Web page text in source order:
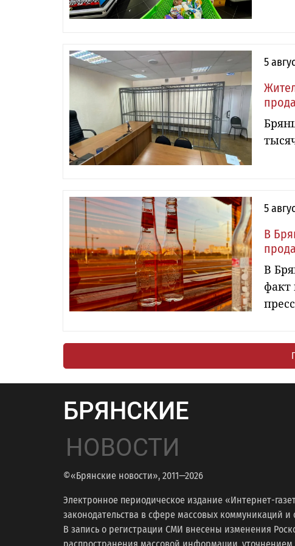
5
5
В
В
факт
БРЯНСКИЕ
НОВОСТИ
©«Брянские новости», 2011—2026
Электронное периодическое издание «Интернет-
законодательства в сфере массовых коммуникаций и
В запись о регистрации СМИ внесены изменения